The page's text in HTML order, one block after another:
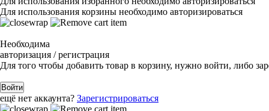
Для использования корзины необходимо авторизироваться
Необходима
авторизация / регистрация
Для того чтобы добавить товар в корзину, нужно войти, либо
Войти
ещё нет аккаунта? Зарегистрироваться